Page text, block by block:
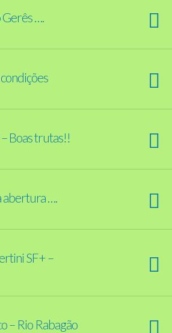
….
Boas trutas!!
abertura ….
SF+ –
– Rio Rabagão